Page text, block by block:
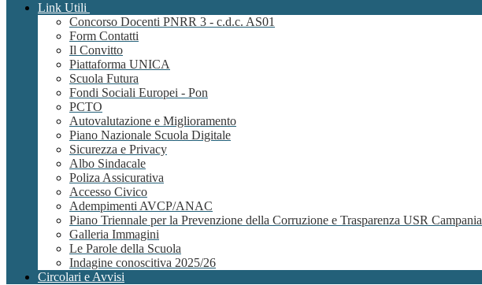
Link Utili
Concorso Docenti PNRR 3 - c.d.c. AS01
Form Contatti
Il Convitto
Piattaforma UNICA
Scuola Futura
Fondi Sociali Europei - Pon
PCTO
Autovalutazione e Miglioramento
Piano Nazionale Scuola Digitale
Sicurezza e Privacy
Albo Sindacale
Poliza Assicurativa
Accesso Civico
Adempimenti AVCP/ANAC
Piano Triennale per la Prevenzione della Corruzione e Trasparenza USR Campania
Galleria Immagini
Le Parole della Scuola
Indagine conoscitiva 2025/26
Circolari e Avvisi